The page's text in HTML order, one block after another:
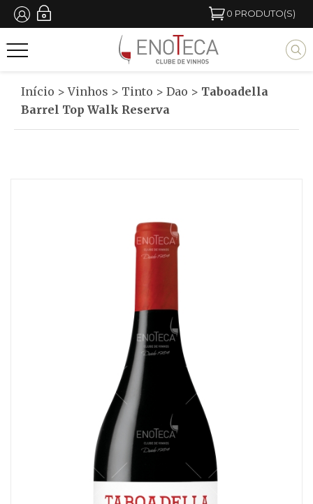
principal
0 PRODUTO(S)
M
Início >Vinhos > Tinto > Dao > Taboadella
Barrel Top Walk Reserva